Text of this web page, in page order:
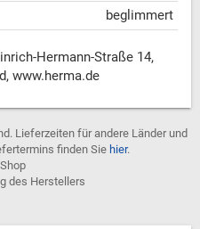
beglimmert
Hermann-Straße 14,
www.herma.de
Lieferzeiten für andere Länder und
finden Sie hier.
des Herstellers